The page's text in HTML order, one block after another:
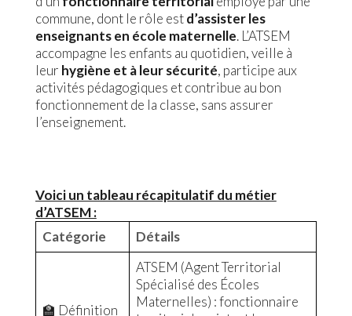
commune, dont le rôle estd’assister les
enseignants en école maternelle. L’ATSEM
accompagne les enfants au quotidien, veille à
leur hygiène et à leur sécurité, participe aux
activités pédagogiques et contribue au bon
fonctionnement de la classe, sans assurer
l’enseignement.
Voici un tableau récapitulatif du métier
d’ATSEM :
Catégorie
Détails
🏫 Définition
ATSEM (Agent Territorial
Spécialisé des Écoles
Maternelles) : fonctionnaire